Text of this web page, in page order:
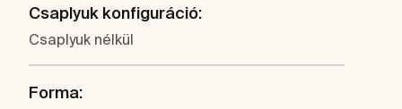
Csaplyuk konfiguráció:
Csaplyuk nélkül
Forma: